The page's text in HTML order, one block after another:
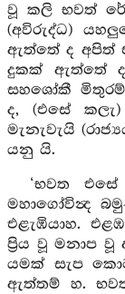
වූ කලි භවත්
(අවිරුද්ධ)
ඇත්තේ ද අපිත්
දුකක් ඇත්තේ
සහශෝකී
ද, (එසේ
මැනැවැයි
යනු යි.
‘භවත
මහාගෝවින්‍ද
එළැඹියාහ.
ප්‍රිය වූ මනාප
යමක් සැප
ඇත්තම් හ.